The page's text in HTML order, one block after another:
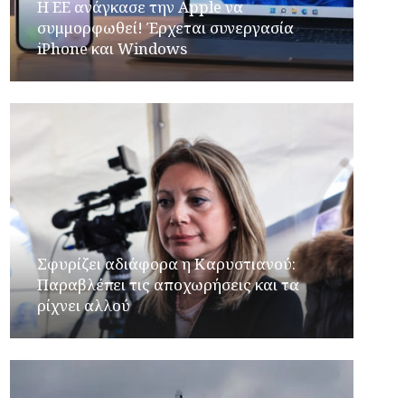
H ΕΕ ανάγκασε την Apple να
συμμορφωθεί! Έρχεται συνεργασία
iPhone και Windows
Σφυρίζει αδιάφορα η Καρυστιανού:
Παραβλέπει τις αποχωρήσεις και τα
ρίχνει αλλού